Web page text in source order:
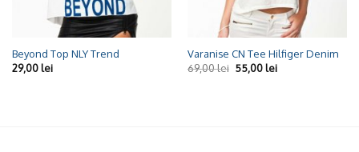
Beyond Top NLY Trend
29,00lei
Varanise CN Tee Hilfiger Denim
69,00lei 55,00lei